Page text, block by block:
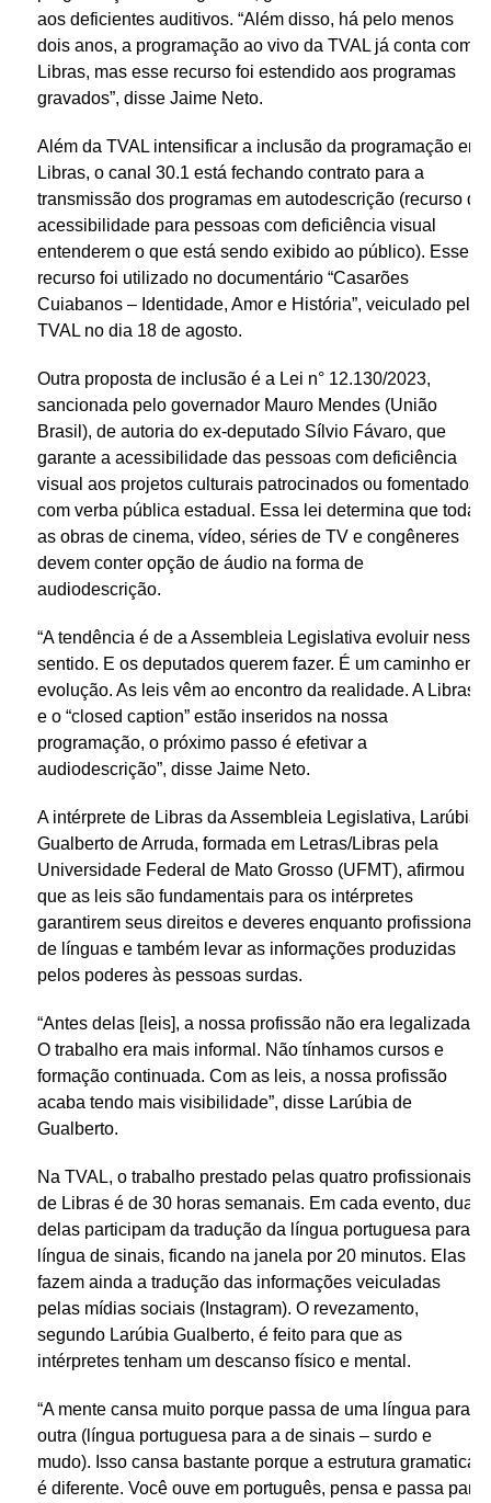
aos deficientes auditivos. “Além disso, há pelo menos
dois anos, a programação ao vivo da TVAL já conta com
Libras, mas esse recurso foi estendido aos programas
gravados”, disse Jaime Neto.
Além da TVAL intensificar a inclusão da programação em
Libras, o canal 30.1 está fechando contrato para a
transmissão dos programas em autodescrição (recurso de
acessibilidade para pessoas com deficiência visual
entenderem o que está sendo exibido ao público). Esse
recurso foi utilizado no documentário “Casarões
Cuiabanos – Identidade, Amor e História”, veiculado pela
TVAL no dia 18 de agosto.
Outra proposta de inclusão é a Lei n° 12.130/2023,
sancionada pelo governador Mauro Mendes (União
Brasil), de autoria do ex-deputado Sílvio Fávaro, que
garante a acessibilidade das pessoas com deficiência
visual aos projetos culturais patrocinados ou fomentados
com verba pública estadual. Essa lei determina que todas
as obras de cinema, vídeo, séries de TV e congêneres
devem conter opção de áudio na forma de
audiodescrição.
“A tendência é de a Assembleia Legislativa evoluir nesse
sentido. E os deputados querem fazer. É um caminho em
evolução. As leis vêm ao encontro da realidade. A Libras
e o “closed caption” estão inseridos na nossa
programação, o próximo passo é efetivar a
audiodescrição”, disse Jaime Neto.
A intérprete de Libras da Assembleia Legislativa, Larúbia
Gualberto de Arruda, formada em Letras/Libras pela
Universidade Federal de Mato Grosso (UFMT), afirmou
que as leis são fundamentais para os intérpretes
garantirem seus direitos e deveres enquanto profissionais
de línguas e também levar as informações produzidas
pelos poderes às pessoas surdas.
“Antes delas [leis], a nossa profissão não era legalizada.
O trabalho era mais informal. Não tínhamos cursos e
formação continuada. Com as leis, a nossa profissão
acaba tendo mais visibilidade”, disse Larúbia de
Gualberto.
Na TVAL, o trabalho prestado pelas quatro profissionais
de Libras é de 30 horas semanais. Em cada evento, duas
delas participam da tradução da língua portuguesa para a
língua de sinais, ficando na janela por 20 minutos. Elas
fazem ainda a tradução das informações veiculadas
pelas mídias sociais (Instagram). O revezamento,
segundo Larúbia Gualberto, é feito para que as
intérpretes tenham um descanso físico e mental.
“A mente cansa muito porque passa de uma língua para
outra (língua portuguesa para a de sinais – surdo e
mudo). Isso cansa bastante porque a estrutura gramatical
é diferente. Você ouve em português, pensa e passa para